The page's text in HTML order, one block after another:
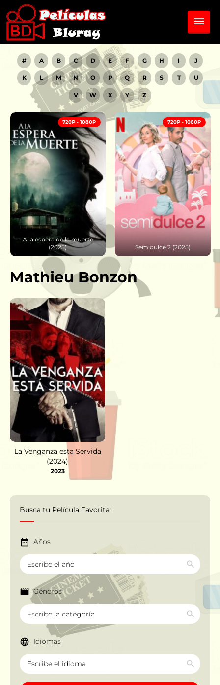
# A B C D E F G H I J
K L M N O P Q R S T U
V W X Y Z
720P - 1080P
A la espera de la muerte
(2025)
720P - 1080P
Semidulce 2 (2025)
Mathieu Bonzon
La Venganza esta Servida
(2024)
2023
Busca tu Película Favorita:
Años
Géneros
Idiomas